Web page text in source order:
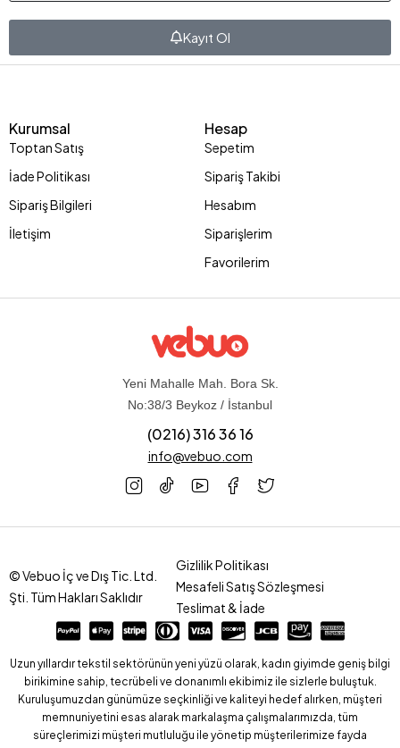
Yeni Mahalle Mah. Bora Sk.
No:38/3 Beykoz / İstanbul
(0216) 316 36 16
info@vebuo.com
Kurumsal
Toptan Satış
İade Politikası
Sipariş Bilgileri
İletişim
Hesap
Sepetim
Sipariş Takibi
Hesabım
Siparişlerim
Favorilerim
Kayıt Ol
© Vebuo İç ve Dış Tic. Ltd.
Şti. Tüm Hakları Saklıdır
Gizlilik Politikası
Mesafeli Satış Sözleşmesi
Teslimat & İade
Uzun yıllardır tekstil sektörünün yeni yüzü olarak, kadın giyimde geniş bilgi
birikimine sahip, tecrübeli ve donanımlı ekibimiz ile sizlerle buluştuk.
Kuruluşumuzdan günümüze seçkinliği ve kaliteyi hedef alırken, müşteri
memnuniyetini esas alarak markalaşma çalışmalarımızda, tüm
süreçlerimizi müşteri mutluluğu ile yönetip müşterilerimize fayda